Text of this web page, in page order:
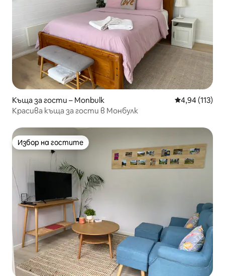
Къща за гости – Monbulk Средна
4,94 (113)
Красива къща за гости в Монбулк
Избор на гостите
Избор на гостите